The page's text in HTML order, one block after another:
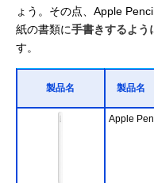
ょう。その点、Apple
紙の書類に手書きするよう
す。
製品名 製品名
Apple